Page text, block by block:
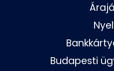
Budapesti